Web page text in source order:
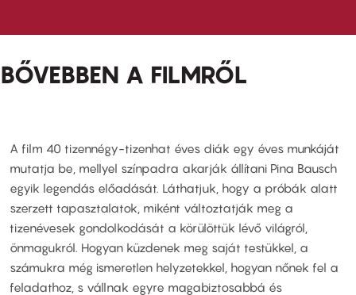
BŐVEBBEN A FILMRŐL
A film 40 tizennégy-tizenhat éves diák egy éves munkáját
mutatja be, mellyel színpadra akarják állítani Pina Bausch
egyik legendás előadását. Láthatjuk, hogy a próbák alatt
szerzett tapasztalatok, miként változtatják meg a
tizenévesek gondolkodását a körülöttük lévő világról,
önmagukról. Hogyan küzdenek meg saját testükkel, a
számukra még ismeretlen helyzetekkel, hogyan nőnek fel a
feladathoz, s vállnak egyre magabiztosabbá és